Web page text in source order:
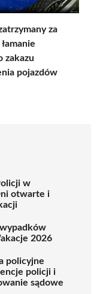
za
zakazu
pojazdów
w
otwarte i
2026
policyjne
policji i
sądowe